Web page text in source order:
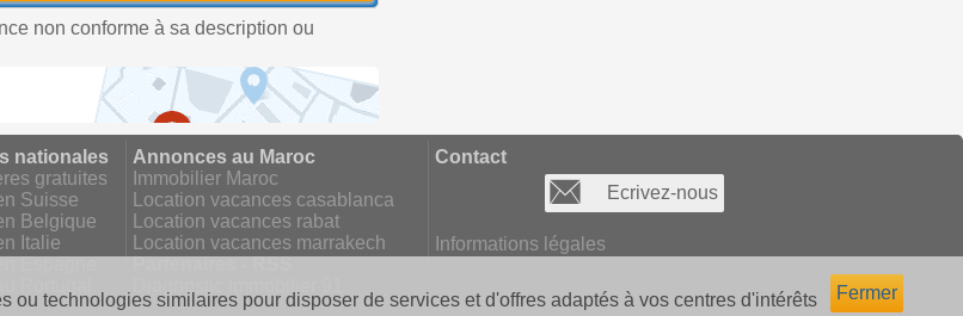
non conforme à sa description ou
nationales
gratuites
Suisse
Belgique
Italie
Annonces au Maroc
Immobilier Maroc
Location vacances casablanca
Location vacances rabat
Location vacances marrakech
Contact
Ecrivez-nous
Informations légales
Fermer
technologies similaires pour disposer de services et d'offres adaptés à vos centres d'intérêts